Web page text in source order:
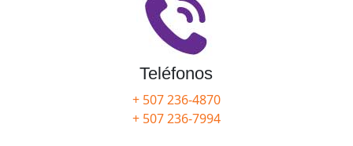
Teléfonos
+ 507 236-4870
+ 507 236-7994